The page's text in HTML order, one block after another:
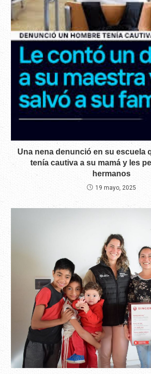
Una nena denunció en su escuela
tenía cautiva a su mamá y les
hermanos
19 mayo, 2025